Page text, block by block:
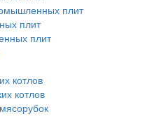
плит
плит
плит
котлов
котлов